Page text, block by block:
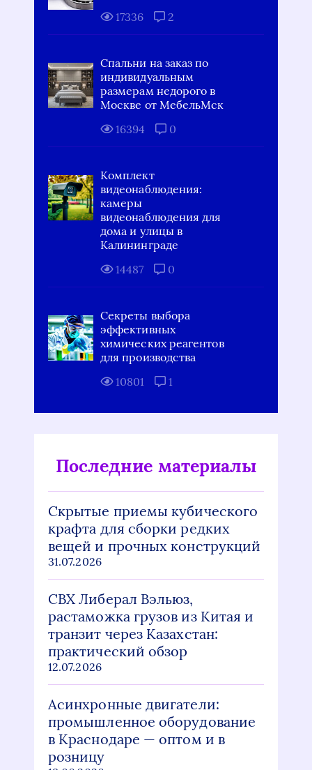
17336
2
Спальни на заказ по
индивидуальным
размерам недорого в
Москве от МебельМск
16394
0
Комплект
видеонаблюдения:
камеры
видеонаблюдения для
дома и улицы в
Калининграде
14487
0
Секреты выбора
эффективных
химических реагентов
для производства
10801
1
Последние материалы
Скрытые приемы кубического
крафта для сборки редких
вещей и прочных конструкций
31.07.2026
СВХ Либерал Вэльюз,
растаможка грузов из Китая и
транзит через Казахстан:
практический обзор
12.07.2026
Асинхронные двигатели:
промышленное оборудование
в Краснодаре — оптом и в
розницу